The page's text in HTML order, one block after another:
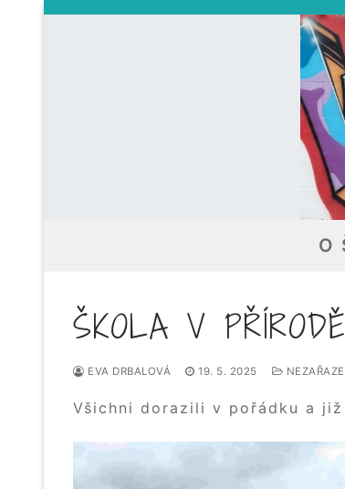
Přeskočit
O
ŠKOLA V
EVA DRBALOVÁ 19. 5. 2025
Všichni dorazili v pořádku a